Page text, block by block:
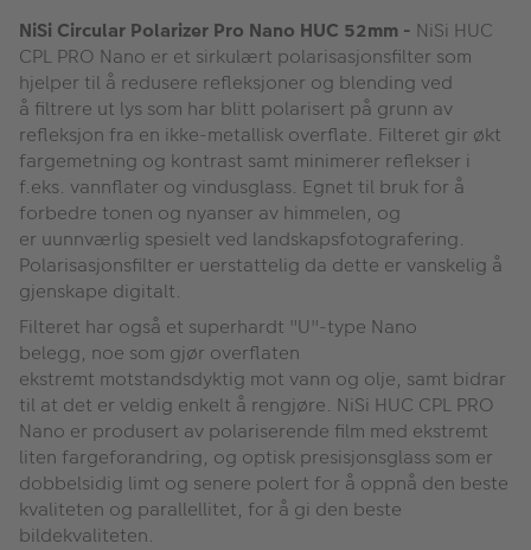
NiSi Circular Polarizer Pro Nano HUC 52mm - NiSi HUC
CPL PRO Nano er et sirkulært polarisasjonsfilter som
hjelper til å redusere refleksjoner og blending ved
å filtrere ut lys som har blitt polarisert på grunn av
refleksjon fra en ikke-metallisk overflate. Filteret gir økt
fargemetning og kontrast samt minimerer reflekser i
f.eks. vannflater og vindusglass. Egnet til bruk for å
forbedre tonen og nyanser av himmelen, og
er uunnværlig spesielt ved landskapsfotografering.
Polarisasjonsfilter er uerstattelig da dette er vanskelig å
gjenskape digitalt.
Filteret har også et superhardt "U"-type Nano
belegg, noe som gjør overflaten
ekstremt motstandsdyktig mot vann og olje, samt bidrar
til at det er veldig enkelt å rengjøre. NiSi HUC CPL PRO
Nano er produsert av polariserende film med ekstremt
liten fargeforandring, og optisk presisjonsglass som er
dobbelsidig limt og senere polert for å oppnå den beste
kvaliteten og parallellitet, for å gi den beste
bildekvaliteten.